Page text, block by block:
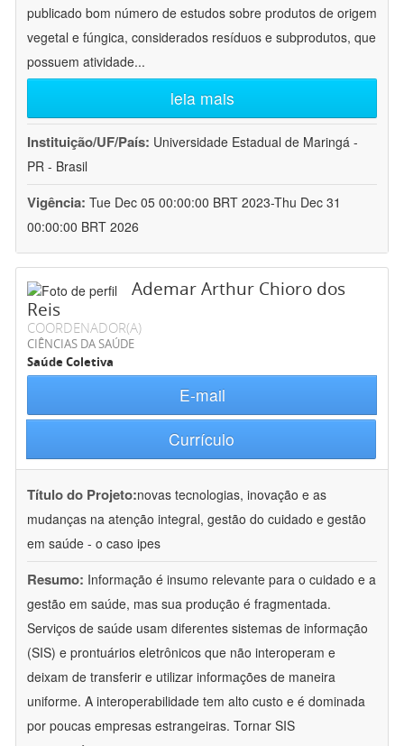
publicado bom número de estudos sobre produtos de origem
vegetal e fúngica, considerados resíduos e subprodutos, que
possuem atividade...
leia mais
Instituição/UF/País: Universidade Estadual de Maringá -
PR - Brasil
Vigência: Tue Dec 05 00:00:00 BRT 2023-Thu Dec 31
00:00:00 BRT 2026
Ademar Arthur Chioro dos
Reis
COORDENADOR(A)
CIÊNCIAS DA SAÚDE
Saúde Coletiva
E-mail
Currículo
Título do Projeto:novas tecnologias, inovação e as
mudanças na atenção integral, gestão do cuidado e gestão
em saúde - o caso ipes
Resumo: Informação é insumo relevante para o cuidado e a
gestão em saúde, mas sua produção é fragmentada.
Serviços de saúde usam diferentes sistemas de informação
(SIS) e prontuários eletrônicos que não interoperam e
deixam de transferir e utilizar informações de maneira
uniforme. A interoperabilidade tem alto custo e é dominada
por poucas empresas estrangeiras. Tornar SIS